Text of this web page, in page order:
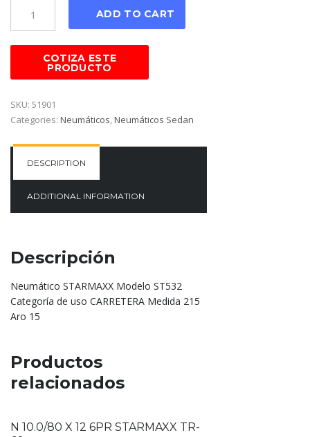
ADD TO CART
SKU: 51901
Categories: Neumáticos,Neumáticos Sedan
DESCRIPTION
ADDITIONAL INFORMATION
Descripción
Neumático STARMAXX Modelo ST532
Categoría de uso CARRETERA Medida 215
Aro 15
Productos
relacionados
N 10.0/80 X 12 6PR STARMAXX TR-